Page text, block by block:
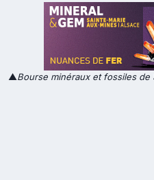
▲Bourse minéraux et fossiles de